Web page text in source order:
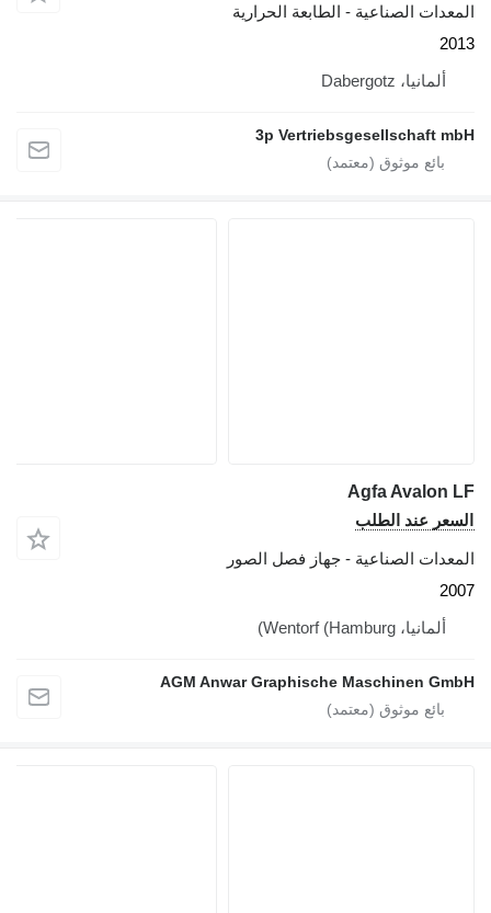
المعدات الصناعية - الطابعة الحرارية
2013
ألمانيا، Dabergotz
3p Vertriebsgesellschaft mbH
Agfa Avalon LF
السعر عند الطلب
المعدات الصناعية - جهاز فصل الصور
2007
ألمانيا، Wentorf (Hamburg)
AGM Anwar Graphische Maschinen GmbH